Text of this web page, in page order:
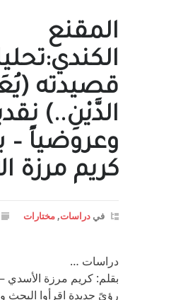
المقنع
قصيدته
الدَّيْنِ..)
وعروضياً –
كريم مرزة
في دراسات, مختارات
دراسات …
بقلم: كريم مرزة الأسدي
رؤىً جديدة اقرأوا البحث